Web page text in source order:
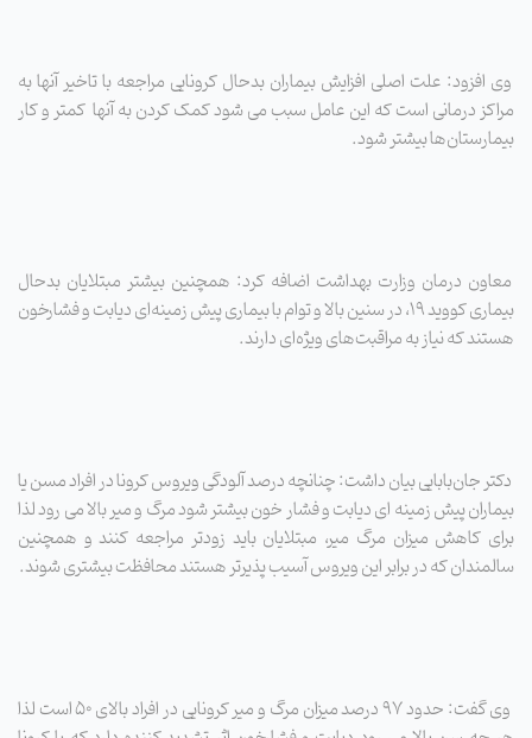
وی افزود: علت اصلی افزایش بیماران بدحال کرونایی مراجعه با تاخیر آنها به
مراکز درمانی است که این عامل سبب می شود کمک کردن به آنها کمتر و کار
بیمارستان‌ها بیشتر شود.
معاون درمان وزارت بهداشت اضافه کرد: همچنین بیشتر مبتلایان بدحال
بیماری کووید ۱۹، در سنین بالا و توام با بیماری پیش زمینه‌ای دیابت و فشارخون
هستند که نیاز به مراقبت‌های ویژه‌ای دارند.
دکتر جان‌بابایی بیان داشت: چنانچه درصد آلودگی ویروس کرونا در افراد مسن یا
بیماران پیش زمینه ای دیابت و فشار خون بیشتر شود مرگ و میر بالا می رود لذا
برای کاهش میزان مرگ میر، مبتلایان باید زودتر مراجعه کنند و همچنین
سالمندان که در برابر این ویروس آسیب پذیرتر هستند محافظت بیشتری شوند.
وی گفت: حدود ۹۷ درصد میزان مرگ و میر کرونایی در افراد بالای ۵۰ است لذا